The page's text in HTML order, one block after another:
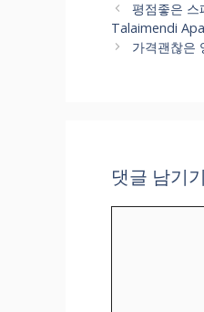
테
고
리
평점좋은
Talaimendi
가격괜찮은
댓글 남기기